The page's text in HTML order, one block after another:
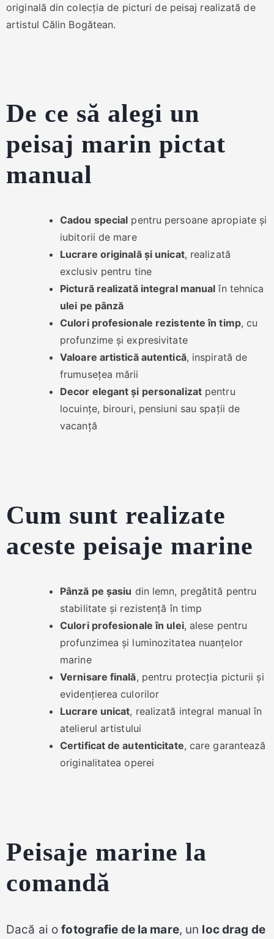
originală din colecția de picturi de peisaj realizată de
artistul Călin Bogătean.
De ce să alegi un
peisaj marin pictat
manual
Cadou special pentru persoane apropiate și
iubitorii de mare
Lucrare originală și unicat, realizată
exclusiv pentru tine
Pictură realizată integral manual în tehnica
ulei pe pânză
Culori profesionale rezistente în timp, cu
profunzime și expresivitate
Valoare artistică autentică, inspirată de
frumusețea mării
Decor elegant și personalizatpentru
locuințe, birouri, pensiuni sau spații de
vacanță
Cum sunt realizate
aceste peisaje marine
Pânză pe șasiu din lemn, pregătită pentru
stabilitate și rezistență în timp
Culori profesionale în ulei, alese pentru
profunzimea și luminozitatea nuanțelor
marine
Vernisare finală, pentru protecția picturii și
evidențierea culorilor
Lucrare unicat, realizată integral manual în
atelierul artistului
Certificat de autenticitate, care garantează
originalitatea operei
Peisaje marine la
comandă
Dacă ai ofotografie de la mare, un loc drag de